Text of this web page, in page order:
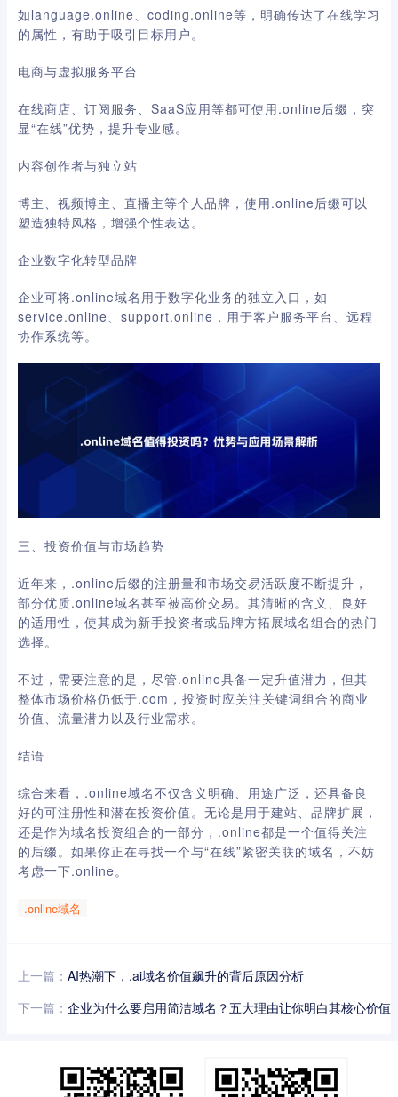
如language.online、coding.online等，明确传达了在线学习
的属性，有助于吸引目标用户。
电商与虚拟服务平台
在线商店、订阅服务、SaaS应用等都可使用.online后缀，突
显“在线”优势，提升专业感。
内容创作者与独立站
博主、视频博主、直播主等个人品牌，使用.online后缀可以
塑造独特风格，增强个性表达。
企业数字化转型品牌
企业可将.online域名用于数字化业务的独立入口，如
service.online、support.online，用于客户服务平台、远程
协作系统等。
三、投资价值与市场趋势
近年来，.online后缀的注册量和市场交易活跃度不断提升，
部分优质.online域名甚至被高价交易。其清晰的含义、良好
的适用性，使其成为新手投资者或品牌方拓展域名组合的热门
选择。
不过，需要注意的是，尽管.online具备一定升值潜力，但其
整体市场价格仍低于.com，投资时应关注关键词组合的商业
价值、流量潜力以及行业需求。
结语
综合来看，.online域名不仅含义明确、用途广泛，还具备良
好的可注册性和潜在投资价值。无论是用于建站、品牌扩展，
还是作为域名投资组合的一部分，.online都是一个值得关注
的后缀。如果你正在寻找一个与“在线”紧密关联的域名，不妨
考虑一下.online。
.online域名
上一篇： AI热潮下，.ai域名价值飙升的背后原因分析
下一篇： 企业为什么要启用简洁域名？五大理由让你明白其核心价值